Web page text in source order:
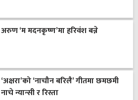
अरुण ‘म मदनकृष्ण’मा हरिवंश बन्ने
‘अक्षरा’को ‘नाचौन बरिलै’ गीतमा छमछमी
नाचे न्यान्सी र रिस्ता